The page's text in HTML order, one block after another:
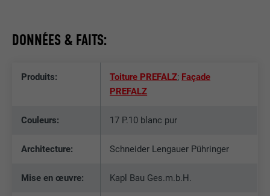
DONNÉES & FAITS:
Produits: Toiture PREFALZ; Façade
PREFALZ
Couleurs: 17 P.10 blanc pur
Architecture: Schneider Lengauer Pühringer
Mise en œuvre: Kapl Bau Ges.m.b.H.